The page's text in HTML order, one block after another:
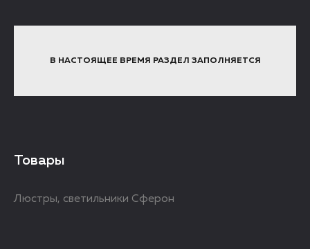
В НАСТОЯЩЕЕ ВРЕМЯ РАЗДЕЛ ЗАПОЛНЯЕТСЯ
Товары
Люстры, светильники Сферон